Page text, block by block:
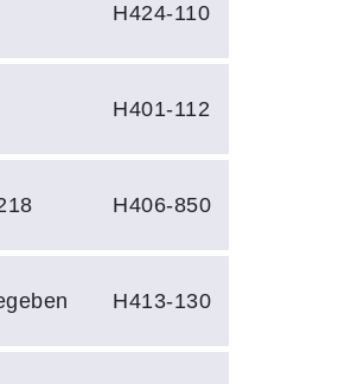
H424-110
H401-112
H406-850
H413-130